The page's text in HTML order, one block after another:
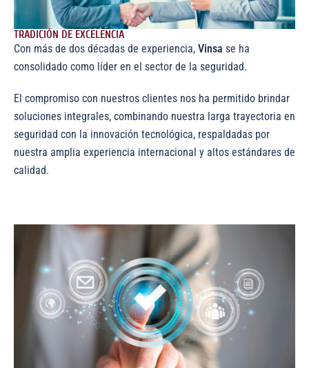
TRADICIÓN DE EXCELENCIA
Con más de dos décadas de experiencia, Vinsa se ha
consolidado como líder en el sector de la seguridad.
El compromiso con nuestros clientes nos ha permitido brindar
soluciones integrales, combinando nuestra larga trayectoria en
seguridad con la innovación tecnológica, respaldadas por
nuestra amplia experiencia internacional y altos estándares de
calidad.